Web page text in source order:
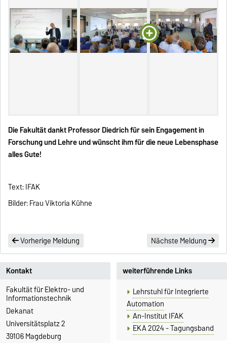
Die Fakultät dankt Professor Diedrich für sein Engagement in
Forschung und Lehre und wünscht ihm für die neue Lebensphase
alles Gute!
Text: IFAK
Bilder: Frau Viktoria Kühne
Vorherige Meldung Nächste Meldung
Kontakt
Fakultät für Elektro- und
Informationstechnik
Dekanat
Universitätsplatz 2
39106 Magdeburg
weiterführende Links
Lehrstuhl für Integrierte
Automation
An-Institut IFAK
EKA 2024 - Tagungsband